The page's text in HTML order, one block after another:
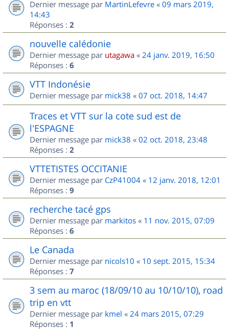
Dernier message par MartinLefevre « 09 mars 2019,
14:43
Réponses : 2
nouvelle calédonie
Dernier message par utagawa « 24 janv. 2019, 16:50
Réponses : 6
VTT Indonésie
Dernier message par mick38 « 07 oct. 2018, 14:47
Traces et VTT sur la cote sud est de
l'ESPAGNE
Dernier message par mick38 « 02 oct. 2018, 23:48
Réponses : 2
VTTETISTES OCCITANIE
Dernier message par CzP41004 « 12 janv. 2018, 12:01
Réponses : 9
recherche tacé gps
Dernier message par markitos « 11 nov. 2015, 07:09
Réponses : 6
Le Canada
Dernier message par nicols10 « 10 sept. 2015, 15:34
Réponses : 7
3 sem au maroc (18/09/10 au 10/10/10), road
trip en vtt
Dernier message par kmel « 24 mars 2015, 07:29
Réponses : 1